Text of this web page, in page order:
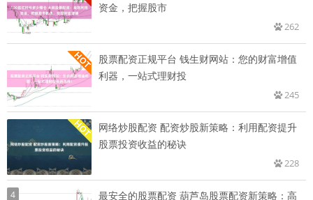
资金，把握股市
262
股票配资正规平台 钱生财网站：您的财富增值
利器，一站式理财投
245
网络炒股配资 配资炒股新策略：利用配资提升
股票投资收益的秘诀
228
4 最安全的股票配资 葫芦岛股票配资新策略：高